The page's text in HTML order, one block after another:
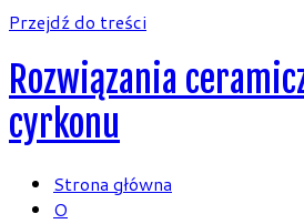
Przejdź do treści
Rozwiązania
cyrkonu
Strona główna
O